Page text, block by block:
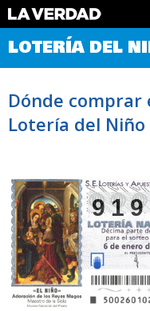
Comprobar Loteria del Niño
Premios
Noticias
Datos
LOTERÍA DEL
Dónde comprar
Lotería del Niño